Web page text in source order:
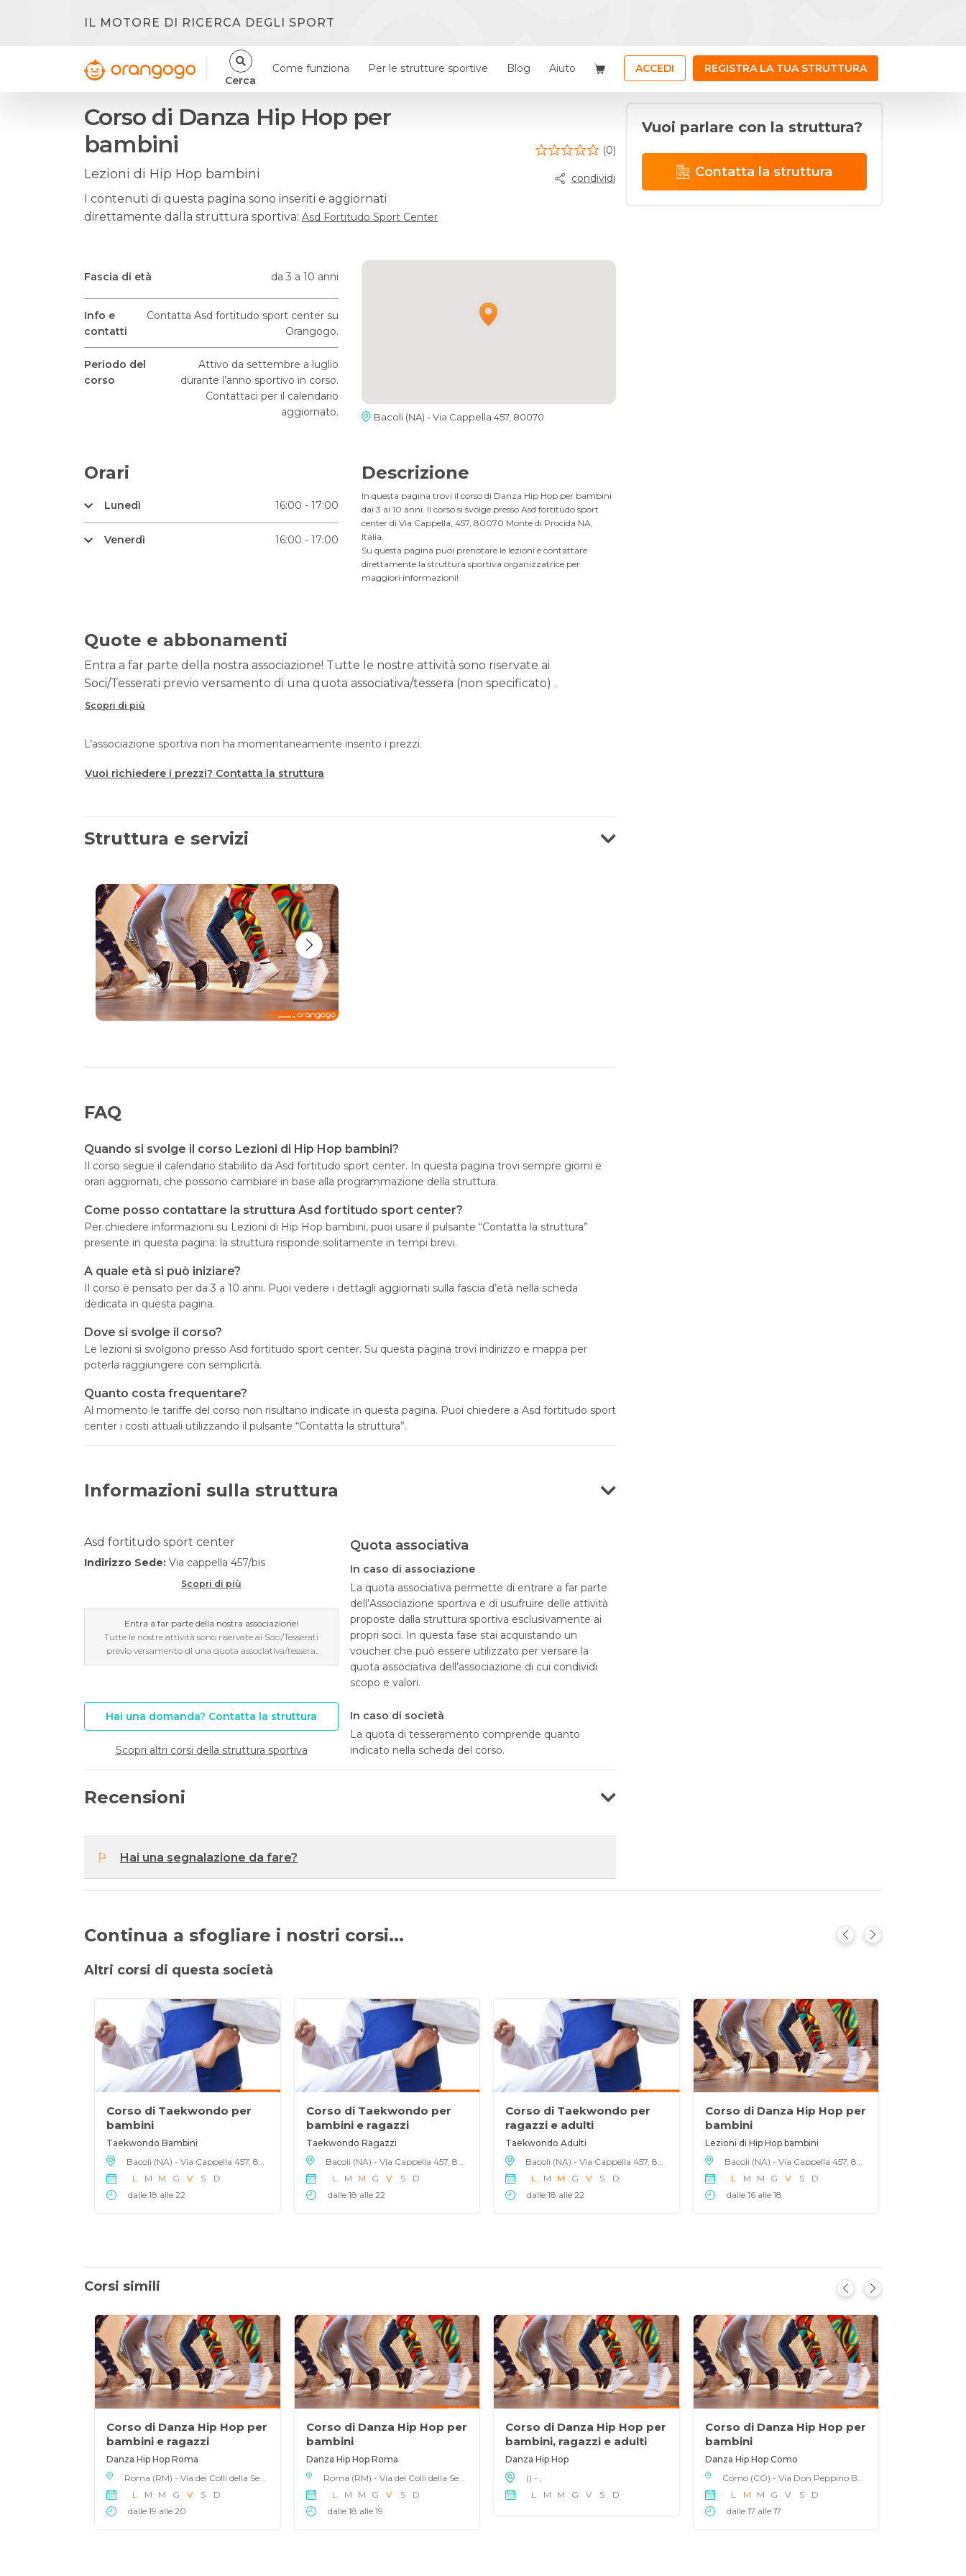
IL MOTORE DI RICERCA DEGLI SPORT
Cerca
Come funziona Per le strutture sportive Blog Aiuto ACCEDI REGISTRA LA TUA STRUTTURA
Corso di Danza Hip Hop per
bambini
Lezioni di Hip Hop bambini
I contenuti di questa pagina sono inseriti e aggiornati
direttamente dalla struttura sportiva: Asd Fortitudo Sport Center
(0)
condividi
Fascia di età da 3 a 10 anni
Info e
contatti
Contatta Asd fortitudo sport center su
Orangogo.
Periodo del
corso
Attivo da settembre a luglio
durante l’anno sportivo in corso.
Contattaci per il calendario
aggiornato.
Bacoli (NA) - Via Cappella 457, 80070
Orari
Lunedì 16:00 - 17:00
Venerdì 16:00 - 17:00
Descrizione
In questa pagina trovi il corso di Danza Hip Hop per bambini
dai 3 ai 10 anni. Il corso si svolge presso Asd fortitudo sport
center di Via Cappella, 457, 80070 Monte di Procida NA,
Italia.
Su questa pagina puoi prenotare le lezioni e contattare
direttamente la struttura sportiva organizzatrice per
maggiori informazioni!
Quote e abbonamenti
Entra a far parte della nostra associazione! Tutte le nostre attività sono riservate ai
Soci/Tesserati previo versamento di una quota associativa/tessera (non specificato) .
Scopri di più
L’associazione sportiva non ha momentaneamente inserito i prezzi.
Vuoi richiedere i prezzi? Contatta la struttura
Struttura e servizi
FAQ
Quando si svolge il corso Lezioni di Hip Hop bambini?
Il corso segue il calendario stabilito da Asd fortitudo sport center. In questa pagina trovi sempre giorni e
orari aggiornati, che possono cambiare in base alla programmazione della struttura.
Come posso contattare la struttura Asd fortitudo sport center?
Per chiedere informazioni su Lezioni di Hip Hop bambini, puoi usare il pulsante “Contatta la struttura”
presente in questa pagina: la struttura risponde solitamente in tempi brevi.
A quale età si può iniziare?
Il corso è pensato per da 3 a 10 anni. Puoi vedere i dettagli aggiornati sulla fascia d’età nella scheda
dedicata in questa pagina.
Dove si svolge il corso?
Le lezioni si svolgono presso Asd fortitudo sport center. Su questa pagina trovi indirizzo e mappa per
poterla raggiungere con semplicità.
Quanto costa frequentare?
Al momento le tariffe del corso non risultano indicate in questa pagina. Puoi chiedere a Asd fortitudo sport
center i costi attuali utilizzando il pulsante “Contatta la struttura”.
Informazioni sulla struttura
Asd fortitudo sport center
Indirizzo Sede: Via cappella 457/bis
Scopri di più
Entra a far parte della nostra associazione!
Tutte le nostre attività sono riservate ai Soci/Tesserati
previo versamento di una quota associativa/tessera.
Hai una domanda? Contatta la struttura
Scopri altri corsi della struttura sportiva
Quota associativa
In caso di associazione
La quota associativa permette di entrare a far parte
dell’Associazione sportiva e di usufruire delle attività
proposte dalla struttura sportiva esclusivamente ai
propri soci. In questa fase stai acquistando un
voucher che può essere utilizzato per versare la
quota associativa dell’associazione di cui condividi
scopo e valori.
In caso di società
La quota di tesseramento comprende quanto
indicato nella scheda del corso.
Recensioni
Hai una segnalazione da fare?
Vuoi parlare con la struttura?
Contatta la struttura
Continua a sfogliare i nostri corsi...
Altri corsi di questa società
Corso di Taekwondo per
bambini
Taekwondo Bambini
L
M M G V S
D
dalle 18 alle 22
Corso di Taekwondo per
bambini e ragazzi
Taekwondo Ragazzi
L
M M G V S
D
dalle 18 alle 22
Corso di Taekwondo per
ragazzi e adulti
Taekwondo Adulti
L
M M G V S
D
dalle 18 alle 22
Corso di Danza Hip Hop per
bambini
Lezioni di Hip Hop bambini
L
M M G V S
D
dalle 16 alle 18
Corsi simili
Corso di Danza Hip Hop per
bambini e ragazzi
Danza Hip Hop Roma
Roma (RM) - Via dei Colli della Serpentara 15, 00139
L
M M G V S
D
dalle 19 alle 20
Corso di Danza Hip Hop per
bambini
Danza Hip Hop Roma
L
M M G V S
D
dalle 18 alle 19
Corso di Danza Hip Hop per
bambini, ragazzi e adulti
Danza Hip Hop
() - ,
L
M M G V S D
Corso di Danza Hip Hop per
bambini
Danza Hip Hop Como
L
M M G V S
D
dalle 17 alle 17